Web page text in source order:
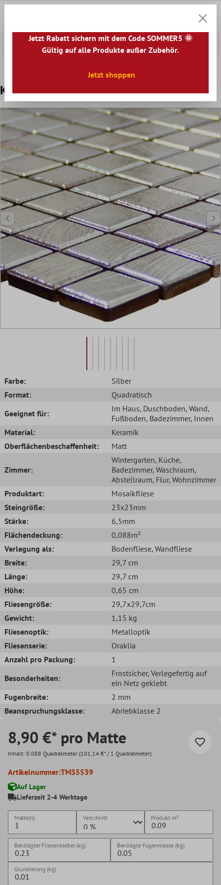
Keramik Mosaikfliesen Oraklia Silber
Farbe:
Silber
Format:
Quadratisch
Geeignet für:
Im Haus, Duschboden, Wand,
Fußboden, Badezimmer, Innen
Material:
Keramik
Oberflächenbeschaffenheit:
Matt
Zimmer:
Wintergarten, Küche,
Badezimmer, Waschraum,
Abstellraum, Flur, Wohnzimmer
Produktart:
Mosaikfliese
Steingröße:
23x23mm
Stärke:
6,5mm
Flächendeckung:
0,088m²
Verlegung als:
Bodenfliese, Wandfliese
Breite:
29,7 cm
Länge:
29,7 cm
Höhe:
0,65 cm
Fliesengröße:
29,7x29,7cm
Gewicht:
1,15 kg
Fliesenoptik:
Metalloptik
Fliesenserie:
Oraklia
Anzahl pro Packung:
1
Besonderheiten:
Frostsicher, Verlegefertig auf
ein Netz geklebt
Fugenbreite:
2 mm
Beanspruchungsklasse:
Abriebklasse 2
8,90 €* pro Matte
Inhalt: 0.088 Quadratmeter (101,14 €* / 1 Quadratmeter)
Artikelnummer:TM35539
Auf Lager
Lieferzeit 2-4 Werktage
Matte(n) Verschnitt Produkt m²
Benötigter Fliesenkleber (kg) Benötigte Fugenmasse (kg)
Grundierung (kg)
Jetzt Rabatt sichern mit dem Code SOMMER5 🌞
Gültig auf alle Produkte außer Zubehör.
Jetzt shoppen